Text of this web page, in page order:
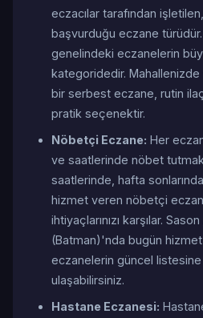
eczacılar tarafından
başvurduğu eczane
genelindeki eczanelerin
kategoridedir. Mahallenizde
bir serbest eczane, rutin
pratik seçenektir.
Nöbetçi Eczane: Her
ve saatlerinde nöbet
saatlerinde, hafta
hizmet veren nöbetçi
ihtiyaçlarınızı karşılar.
(Batman)'nda bugün
eczanelerin güncel listesine
ulaşabilirsiniz.
Hastane Eczanesi: